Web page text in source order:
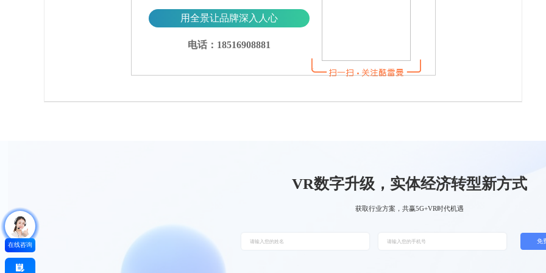
用全景让品牌深入人心
电话：18516908881
在线咨询
VR数字升级，实体经济转型新方式
获取行业方案，共赢5G+VR时代机遇
免